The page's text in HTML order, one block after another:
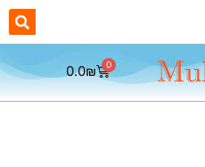
0.0₪